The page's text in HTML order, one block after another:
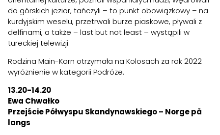
do górskich jezior, tańczyli – to punkt obowiązkowy – na
kurdyjskim weselu, przetrwali burze piaskowe, pływali z
delfinami, a także – last but not least – wystąpili w
tureckiej telewizji.
Rodzina Main-Korn otrzymała na Kolosach za rok 2022
wyróżnienie w kategorii Podróże.
13.20-14.20
Ewa Chwałko
Przejście Półwyspu Skandynawskiego – Norge på
langs